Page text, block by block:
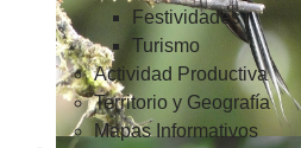
Festividades
Turismo
Actividad Productiva
Territorio y Geografía
Mapas Informativos